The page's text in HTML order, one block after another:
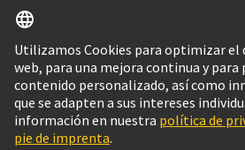
México Español
© HARTING Technology Group